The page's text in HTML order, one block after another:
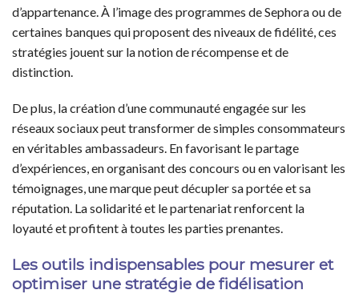
d’appartenance. À l’image des programmes de Sephora ou de
certaines banques qui proposent des niveaux de fidélité, ces
stratégies jouent sur la notion de récompense et de
distinction.
De plus, la création d’une communauté engagée sur les
réseaux sociaux peut transformer de simples consommateurs
en véritables ambassadeurs. En favorisant le partage
d’expériences, en organisant des concours ou en valorisant les
témoignages, une marque peut décupler sa portée et sa
réputation. La solidarité et le partenariat renforcent la
loyauté et profitent à toutes les parties prenantes.
Les outils indispensables pour mesurer et
optimiser une stratégie de fidélisation